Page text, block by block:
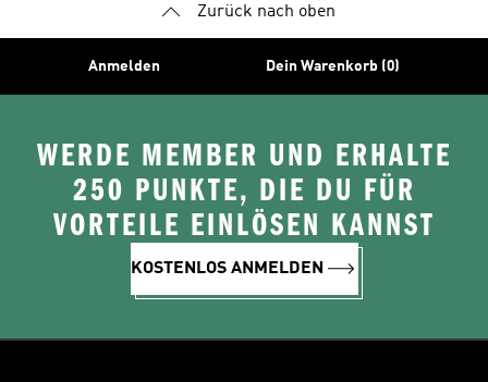
Zurück nach oben
Anmelden Dein Warenkorb (0)
WERDE MEMBER UND ERHALTE
250 PUNKTE, DIE DU FÜR
VORTEILE EINLÖSEN KANNST
KOSTENLOS ANMELDEN